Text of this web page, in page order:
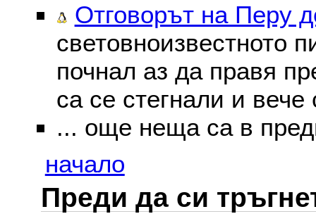
Отговорът на Перу
световноизвестното
почнал аз да правя
са се стегнали и вече
... още неща са в
начало
Преди да си